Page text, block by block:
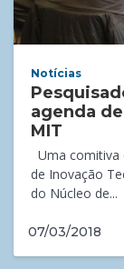
Notícias
agenda
MIT
Uma comitiva
de Inovação
do Núcleo de...
07/03/2018